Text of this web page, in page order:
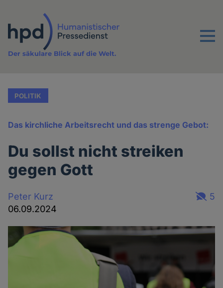
Inhalt
Menu
Der säkulare Blick auf die Welt.
POLITIK
Das kirchliche Arbeitsrecht und das strenge Gebot:
Du sollst nicht streiken
gegen Gott
Peter Kurz
06.09.2024
5